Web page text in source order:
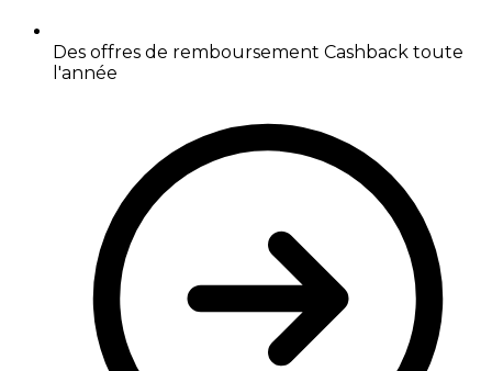
Des offres de remboursement Cashback toute
l'année